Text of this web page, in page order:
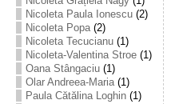
Nicoleta Paula Ionescu(2)
Nicoleta Popa(2)
Nicoleta Tecucianu(1)
Nicoleta-Valentina Stroe(1)
Oana Stângaciu(1)
Olar Andreea-Maria(1)
Paula Cătălina Loghin(1)